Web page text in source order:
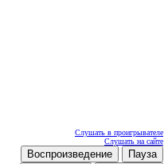
Слушать в проигрывателе
Слушать на сайте
Воспроизведение
Пауза